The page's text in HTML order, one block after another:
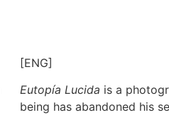
[ENG]
Eutopía Lucida is a
being has abandoned his